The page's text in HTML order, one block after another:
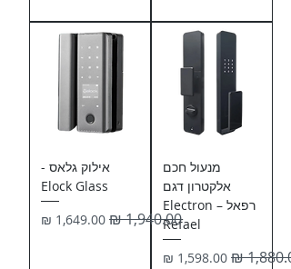
מנעול חכם
אלקטרון דגם
רפאל – Electron
Refael
רגיל
מחיר מבצע
אילוק גלאס -
Elock Glass
מחיר רגיל
מחיר מבצע